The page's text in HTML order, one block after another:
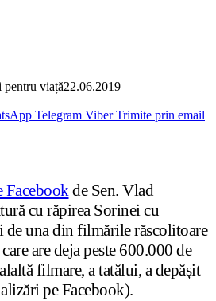
pentru viață22.06.2019
Telegram Viber Trimite prin email
Facebookde Sen. Vlad
cu răpirea Sorinei cu
de una din filmările răscolitoare
are deja peste 600.000 de
filmare, a tatălui, a depășit
pe Facebook).